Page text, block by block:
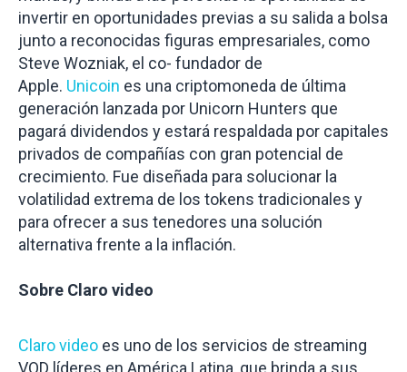
invertir en oportunidades previas a su salida a bolsa
junto a reconocidas figuras empresariales, como
Steve Wozniak, el co- fundador de
Apple. Unicoin es una criptomoneda de última
generación lanzada por Unicorn Hunters que
pagará dividendos y estará respaldada por capitales
privados de compañías con gran potencial de
crecimiento. Fue diseñada para solucionar la
volatilidad extrema de los tokens tradicionales y
para ofrecer a sus tenedores una solución
alternativa frente a la inflación.
Sobre Claro video
Claro video es uno de los servicios de streaming
VOD líderes en América Latina, que brinda a sus